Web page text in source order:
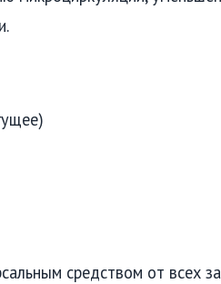
средством от всех